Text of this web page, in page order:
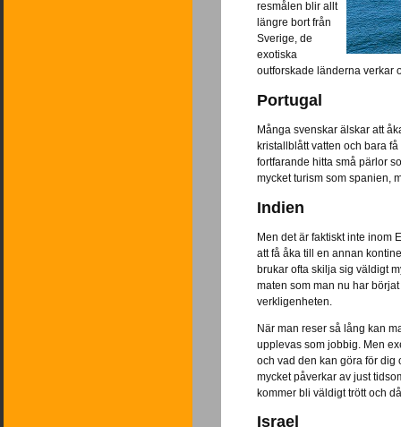
resmålen blir allt
längre bort från
Sverige, de
exotiska
outforskade länderna verkar
Portugal
Många svenskar älskar att
kristallblått vatten och bara
fortfarande hitta små pärlor
mycket turism som spanien,
Indien
Men det är faktiskt inte inom
att få åka till en annan
brukar ofta skilja sig väldigt
maten som man nu har
verkligenheten.
När man reser så lång kan
upplevas som jobbig. Men
och vad den kan göra för dig
mycket påverkar av just
kommer bli väldigt trött och
Israel